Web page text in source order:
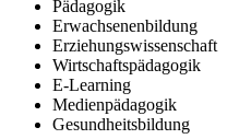
Pädagogik
Erwachsenenbildung
Erziehungswissenschaft
Wirtschaftspädagogik
E-Learning
Medienpädagogik
Gesundheitsbildung